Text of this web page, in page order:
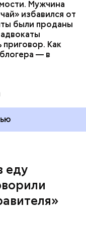
Мужчина
избавился от
были проданы
Как
— в
еду
потерпевших
сестра.
бы сыну. Но
что ранее